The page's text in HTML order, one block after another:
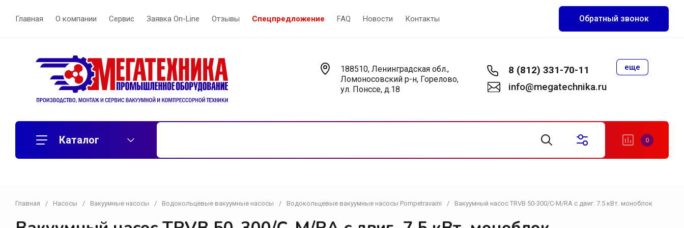
Главная О компании Сервис Заявка On-Line Отзывы Спецпредложение FAQ Новости Контакты Обратный звонок
188510, Ленинградская обл.,
Ломоносовский р-н, Горелово,
ул. Понссе, д.18
8 (812) 331-70-11
info@megatechnika.ru
еще
Каталог 0
Главная / Насосы / Вакуумные насосы / Водокольцевые вакуумные насосы / Водокольцевые вакуумные насосы Pompetravaini / Вакуумный насос TRVB 50-300/С-М/RA с двиг. 7.5 кВт. моноблок